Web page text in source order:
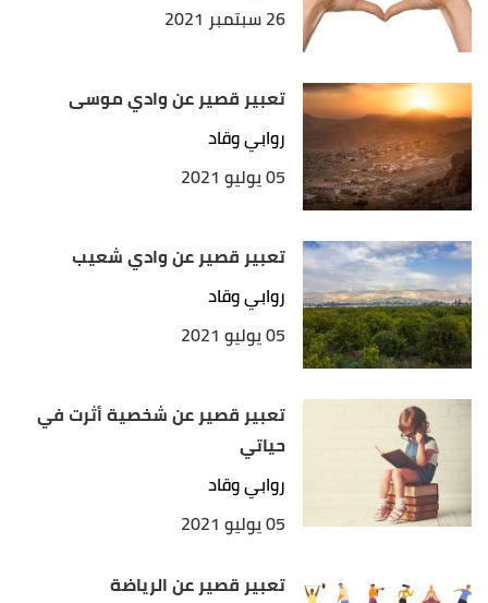
26 سبتمبر 2021
تعبير قصير عن وادي موسى
روابي وقاد
05 يوليو 2021
تعبير قصير عن وادي شعيب
روابي وقاد
05 يوليو 2021
تعبير قصير عن شخصية أثرت في
حياتي
روابي وقاد
05 يوليو 2021
تعبير قصير عن الرياضة